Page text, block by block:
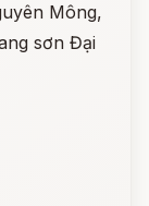
Mông,
sơn Đại